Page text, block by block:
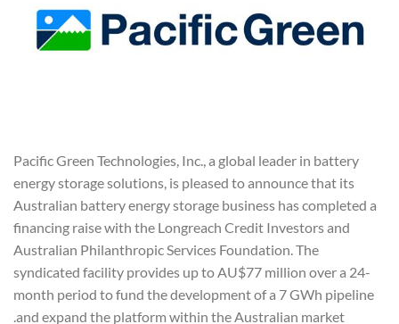
Pacific Green Technologies, Inc., a global leader in battery
energy storage solutions, is pleased to announce that its
Australian battery energy storage business has completed a
financing raise with the Longreach Credit Investors and
Australian Philanthropic Services Foundation. The
syndicated facility provides up to AU$77 million over a 24-
month period to fund the development of a 7 GWh pipeline
and expand the platform within the Australian market.